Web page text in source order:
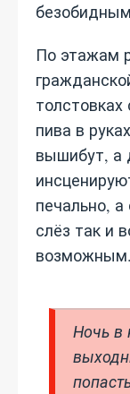
По этажам
пива в
вышибут, а
печально, а
слёз так и
возможным.
Ночь в